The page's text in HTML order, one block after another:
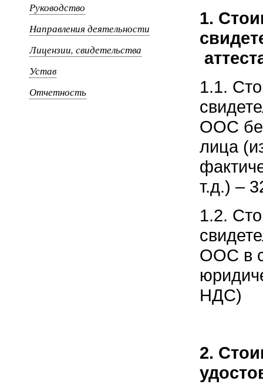
Руководство
Направления деятельности
Лицензии, свидетельства
Устав
Отчетность
1.
1.1.
ООС
лица
т.д.) –
1.2.
ООС в
НДС)
2.